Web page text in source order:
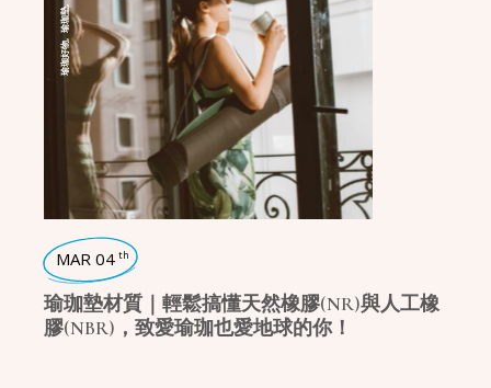
瑜珈好物
瑜珈墊
MAR 04 th
瑜珈墊材質｜輕鬆搞懂天然橡膠(NR)與人工橡
膠(NBR)，致愛瑜珈也愛地球的你！